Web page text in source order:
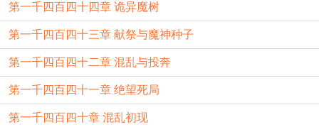
第一千四百四十四章 诡异魔树
第一千四百四十三章 献祭与魔神种子
第一千四百四十二章 混乱与投奔
第一千四百四十一章 绝望死局
第一千四百四十章 混乱初现